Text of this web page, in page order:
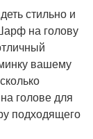
стильно и
на голову
вашему
голове для
подходящего